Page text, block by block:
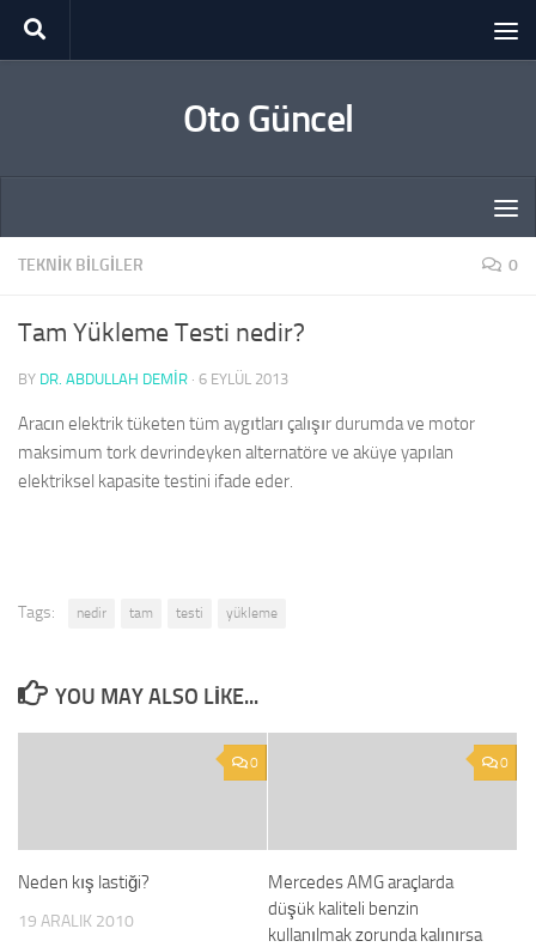
Skip to content
Oto Güncel
TEKNIK BILGILER 0
Tam Yükleme Testi nedir?
BY DR. ABDULLAH DEMİR · 6 EYLÜL 2013
Aracın elektrik tüketen tüm aygıtları çalışır durumda ve motor
maksimum tork devrindeyken alternatöre ve aküye yapılan
elektriksel kapasite testini ifade eder.
Tags: nedir tam testi yükleme
YOU MAY ALSO LIKE...
0
Neden kış lastiği?
19 ARALIK 2010
0
Mercedes AMG araçlarda
düşük kaliteli benzin
kullanılmak zorunda kalınırsa